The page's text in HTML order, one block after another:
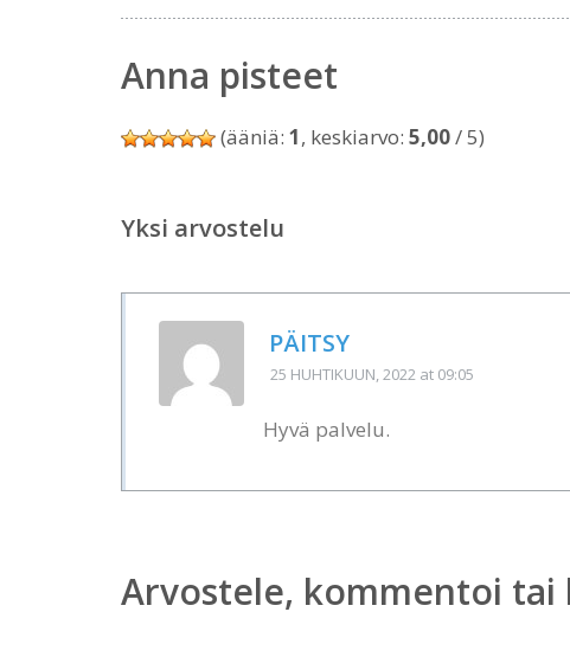
Anna pisteet
(ääniä: 1, keskiarvo: 5,00/ 5)
Yksi arvostelu
PÄITSY
25 HUHTIKUUN, 2022 at 09:05
Hyvä palvelu.
Arvostele, kommentoi